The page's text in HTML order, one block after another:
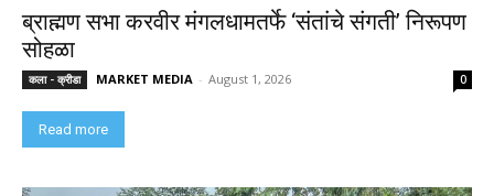
ब्राह्मण सभा करवीर मंगलधामतर्फे ‘संतांचे संगती’ निरूपण
सोहळा
कला - क्रीडा MARKET MEDIA - August 1, 2026 0
Read more